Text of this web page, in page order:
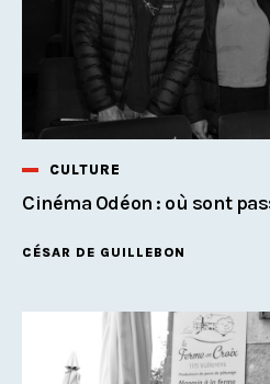
CULTURE
Cinéma Odéon : où sont
CÉSAR DE GUILLEBON